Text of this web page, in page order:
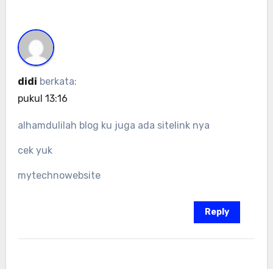
didi berkata:
pukul 13:16
alhamdulilah blog ku juga ada sitelink nya
cek yuk
mytechnowebsite
Reply